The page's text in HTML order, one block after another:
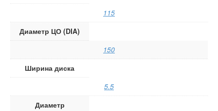
115
Диаметр ЦО (DIA)
150
Ширина диска
5.5
Диаметр